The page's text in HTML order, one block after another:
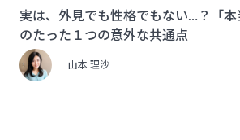
実は、外見でも性格でもない…？「本
のたった１つの意外な共通点
山本 理沙